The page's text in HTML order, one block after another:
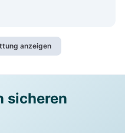
anzeigen
sicheren